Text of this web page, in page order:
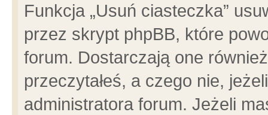
Funkcja „Usuń ciasteczka”
przez skrypt phpBB, które
forum. Dostarczają one
przeczytałeś, a czego nie,
administratora forum. Jeżeli